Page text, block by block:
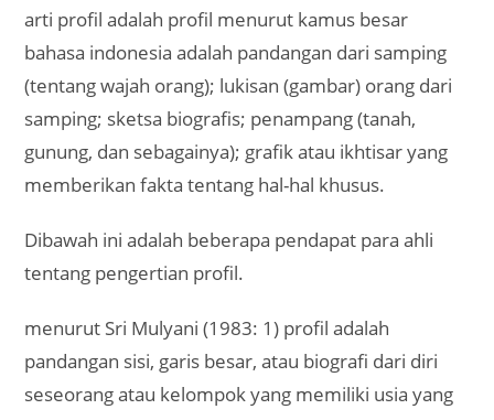
arti profil adalah profil menurut kamus besar
bahasa indonesia adalah pandangan dari samping
(tentang wajah orang); lukisan (gambar) orang dari
samping; sketsa biografis; penampang (tanah,
gunung, dan sebagainya); grafik atau ikhtisar yang
memberikan fakta tentang hal-hal khusus.
Dibawah ini adalah beberapa pendapat para ahli
tentang pengertian profil.
menurut Sri Mulyani (1983: 1) profil adalah
pandangan sisi, garis besar, atau biografi dari diri
seseorang atau kelompok yang memiliki usia yang